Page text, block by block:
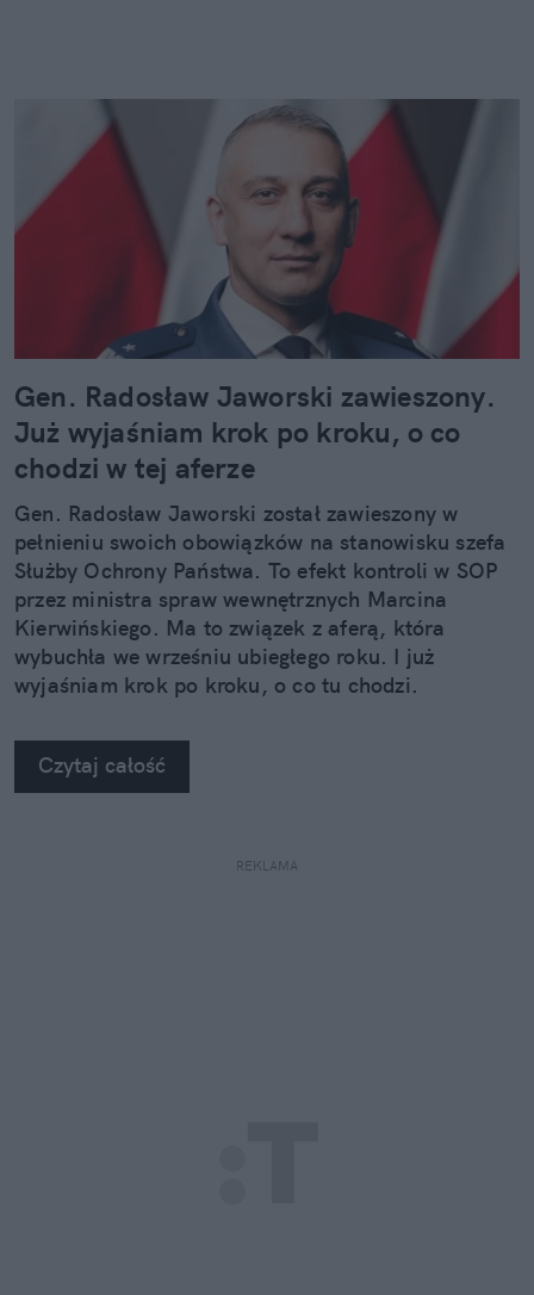
Gen. Radosław Jaworski zawieszony.
Już wyjaśniam krok po kroku, o co
chodzi w tej aferze
Gen. Radosław Jaworski został zawieszony w
pełnieniu swoich obowiązków na stanowisku szefa
Służby Ochrony Państwa. To efekt kontroli w SOP
przez ministra spraw wewnętrznych Marcina
Kierwińskiego. Ma to związek z aferą, która
wybuchła we wrześniu ubiegłego roku. I już
wyjaśniam krok po kroku, o co tu chodzi.
Czytaj całość
REKLAMA